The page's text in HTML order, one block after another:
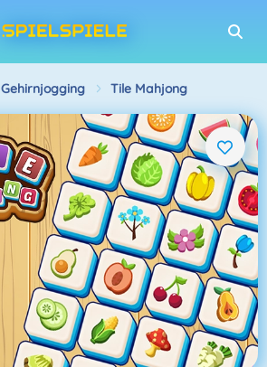
Gehirnjogging Tile Mahjong